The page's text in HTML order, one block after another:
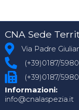
CNA Sede
Via Padre
(+39)0187/
(+39)0187/
Informazioni:
info@cnalaspezia.it